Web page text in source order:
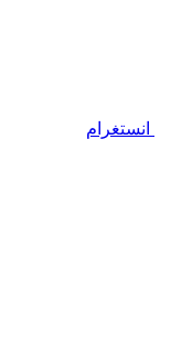
انستغرام